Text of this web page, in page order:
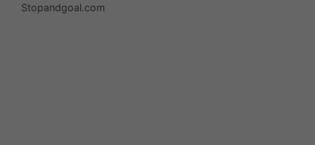
Stopandgoal.com